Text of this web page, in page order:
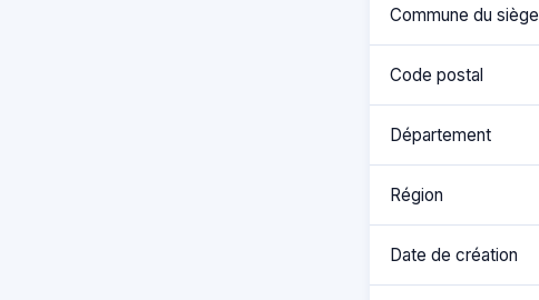
Commune du siège
Code postal
Département
Région
Date de création